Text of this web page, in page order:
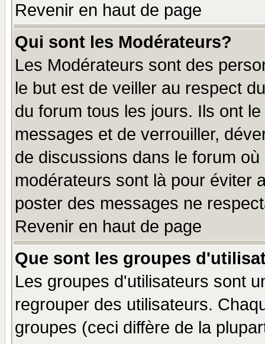
Revenir en haut de page
Qui sont les Modérateurs?
Les Modérateurs sont des
le but est de veiller au respect
du forum tous les jours. Ils ont
messages et de verrouiller,
de discussions dans le forum
modérateurs sont là pour éviter
poster des messages ne
Revenir en haut de page
Que sont les groupes
Les groupes d'utilisateurs sont
regrouper des utilisateurs.
groupes (ceci diffère de la